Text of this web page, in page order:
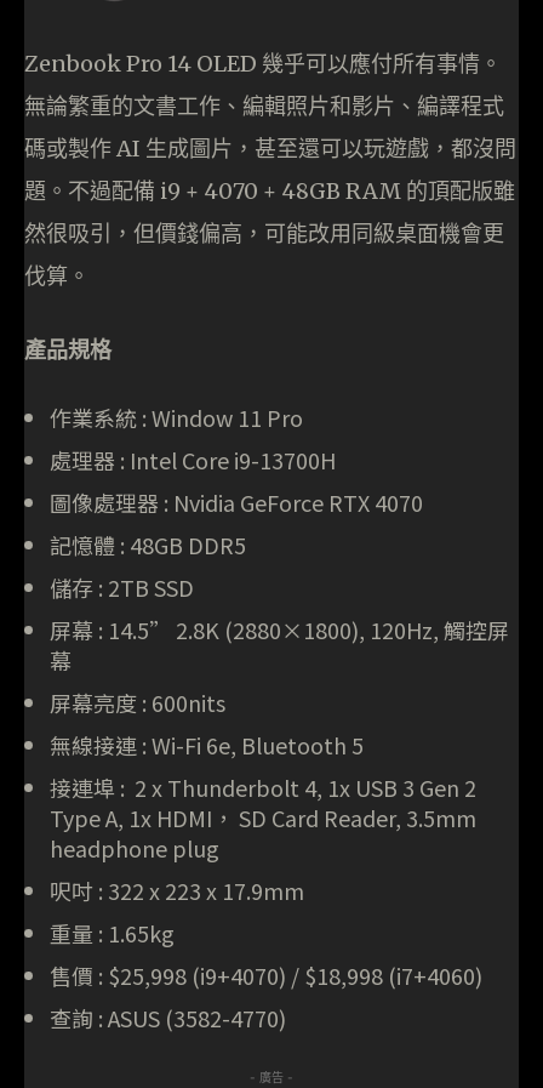
Zenbook Pro 14 OLED 幾乎可以應付所有事情。
無論繁重的文書工作、編輯照片和影片、編譯程式
碼或製作 AI 生成圖片，甚至還可以玩遊戲，都沒問
題。不過配備 i9 + 4070 + 48GB RAM 的頂配版雖
然很吸引，但價錢偏高，可能改用同級桌面機會更
伐算。
產品規格
作業系統 : Window 11 Pro
處理器 : Intel Core i9-13700H
圖像處理器 : Nvidia GeForce RTX 4070
記憶體 : 48GB DDR5
儲存 : 2TB SSD
屏幕 : 14.5” 2.8K (2880×1800), 120Hz, 觸控屏
幕
屏幕亮度 : 600nits
無線接連 : Wi-Fi 6e, Bluetooth 5
接連埠 : 2 x Thunderbolt 4, 1x USB 3 Gen 2
Type A, 1x HDMI， SD Card Reader, 3.5mm
headphone plug
呎吋 : 322 x 223 x 17.9mm
重量 : 1.65kg
售價 : $25,998 (i9+4070) / $18,998 (i7+4060)
查詢 : ASUS (3582-4770)
- 廣告 -